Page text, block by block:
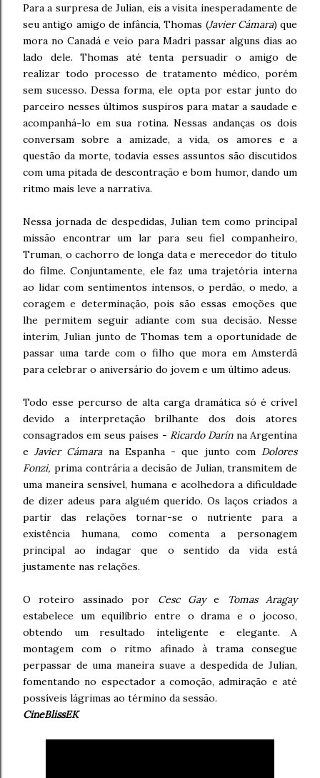
Para a surpresa de Julian, eis a visita inesperadamente de
seu antigo amigo de infância, Thomas (Javier Cámara) que
mora no Canadá e veio para Madri passar alguns dias ao
lado dele. Thomas até tenta persuadir o amigo de
realizar todo processo de tratamento médico, porém
sem sucesso. Dessa forma, ele opta por estar junto do
parceiro nesses últimos suspiros para matar a saudade e
acompanhá-lo em sua rotina. Nessas andanças os dois
conversam sobre a amizade, a vida, os amores e a
questão da morte, todavia esses assuntos são discutidos
com uma pitada de descontração e bom humor, dando um
ritmo mais leve a narrativa.
Nessa jornada de despedidas, Julian tem como principal
missão encontrar um lar para seu fiel companheiro,
Truman, o cachorro de longa data e merecedor do título
do filme. Conjuntamente, ele faz uma trajetória interna
ao lidar com sentimentos intensos, o perdão, o medo, a
coragem e determinação, pois são essas emoções que
lhe permitem seguir adiante com sua decisão. Nesse
ínterim, Julian junto de Thomas tem a oportunidade de
passar uma tarde com o filho que mora em Amsterdã
para celebrar o aniversário do jovem e um último adeus.
Todo esse percurso de alta carga dramática só é crível
devido a interpretação brilhante dos dois atores
consagrados em seus países - Ricardo Darínna Argentina
eJavier Cámarana Espanha - que junto com Dolores
Fonzi, prima contrária a decisão de Julian, transmitem de
uma maneira sensível, humana e acolhedora a dificuldade
de dizer adeus para alguém querido. Os laços criados a
partir das relações tornar-se o nutriente para a
existência humana, como comenta a personagem
principal ao indagar que o sentido da vida está
justamente nas relações.
O roteiro assinado por Cesc Gaye
Tomas Aragay
estabelece um equilíbrio entre o drama e o jocoso,
obtendo um resultado inteligente e elegante. A
montagem com o ritmo afinado à trama consegue
perpassar de uma maneira suave a despedida de Julian,
fomentando no espectador a comoção, admiração e até
possíveis lágrimas ao término da sessão.
CineBlissEK